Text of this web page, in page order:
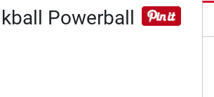
Powerball